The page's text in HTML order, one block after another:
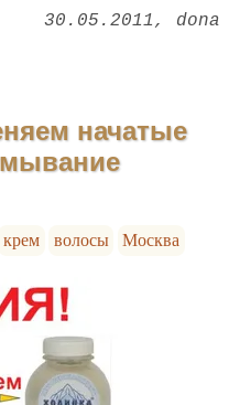
30.05.2011 dona
начатые
крем волосы Москва